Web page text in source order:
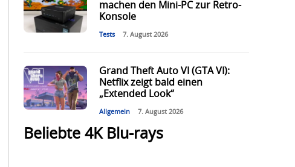
machen den Mini-PC zur Retro-
Konsole
Tests 7. August 2026
Grand Theft Auto VI (GTA VI):
Netflix zeigt bald einen
„Extended Look“
Allgemein 7. August 2026
Beliebte 4K Blu-rays